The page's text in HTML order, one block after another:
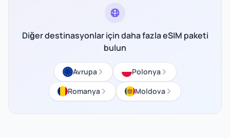
Diğer destinasyonlar için daha fazla eSIM paketi
bulun
Avrupa
Polonya
Romanya
Moldova